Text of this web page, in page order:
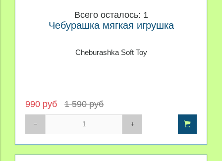
Всего осталось: 1
Чебурашка мягкая игрушка
Cheburashka Soft Toy
990 руб 1 590 руб